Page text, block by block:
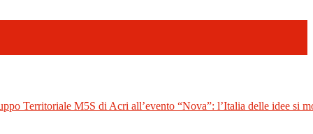
Territoriale M5S di Acri all’evento “Nova”: l’Italia delle idee si